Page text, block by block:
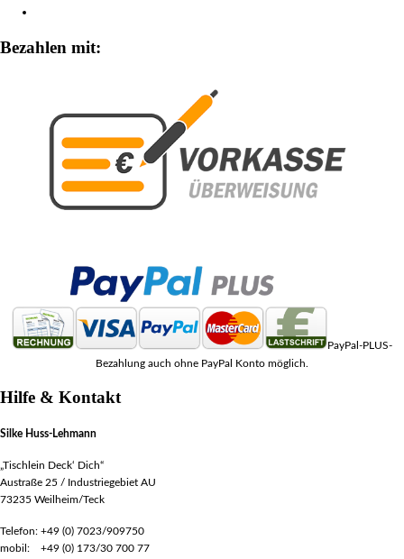
Bezahlen mit:
PayPal-PLUS-
Bezahlung auch ohne PayPal Konto möglich.
Hilfe & Kontakt
Silke Huss-Lehmann
„Tischlein Deck‘ Dich“
Austraße 25 / Industriegebiet AU
73235 Weilheim/Teck
Telefon: +49 (0) 7023/909750
mobil: +49 (0) 173/30 700 77